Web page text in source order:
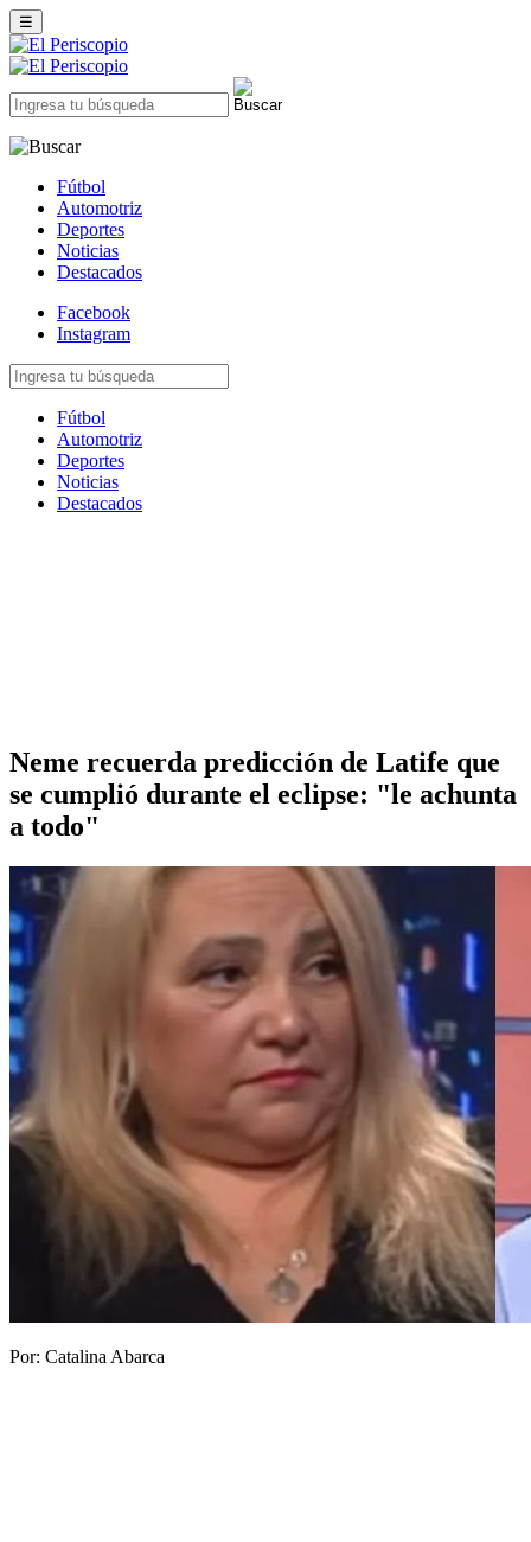
☰
Fútbol
Automotriz
Deportes
Noticias
Destacados
Facebook
Instagram
Fútbol
Automotriz
Deportes
Noticias
Destacados
Neme recuerda predicción de Latife que
se cumplió durante el eclipse: "le achunta
a todo"
Por: Catalina Abarca